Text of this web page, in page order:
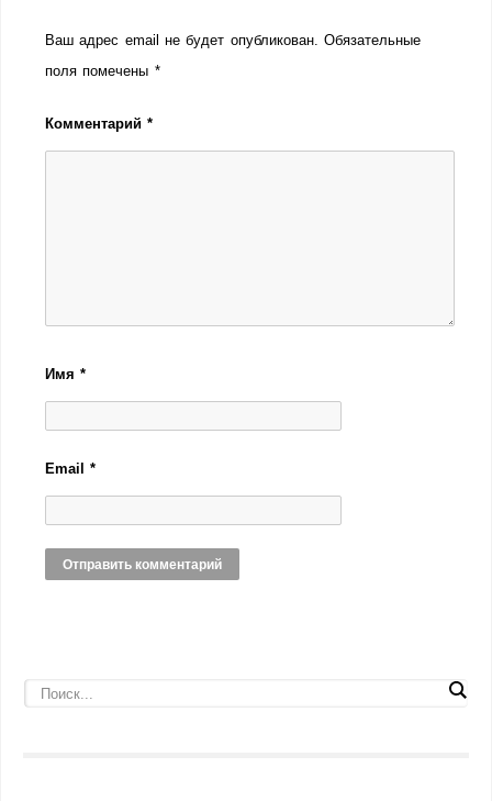
Ваш адрес email не будет опубликован. Обязательные
поля помечены *
Комментарий*
Имя*
Email*